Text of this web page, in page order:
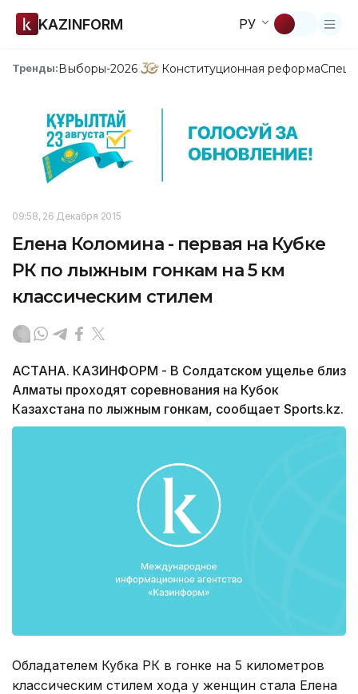
KAZINFORM РУ
Тренды:Выборы-2026 Конституционная реформа
09:58, 26 Декабря 2015
Елена Коломина - первая на Кубке
РК по лыжным гонкам на 5 км
классическим стилем
АСТАНА. КАЗИНФОРМ - В Солдатском ущелье близ
Алматы проходят соревнования на Кубок
Казахстана по лыжным гонкам, сообщает Sports.kz.
Обладателем Кубка РК в гонке на 5 километров
классическим стилем хода у женщин стала Елена